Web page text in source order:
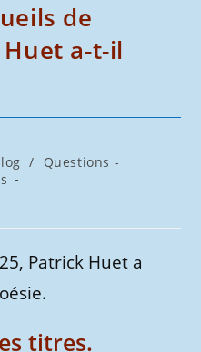
de
a-t-il
/
Questions -
Patrick Huet a
titres.